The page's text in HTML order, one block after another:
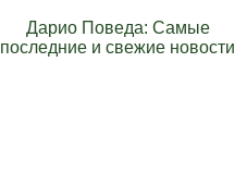
Дарио Поведа: Самые
последние и свежие новости